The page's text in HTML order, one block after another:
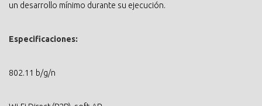
un desarrollo mínimo durante su ejecución.
Especificaciones:
802.11 b/g/n